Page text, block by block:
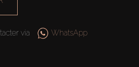
via WhatsApp